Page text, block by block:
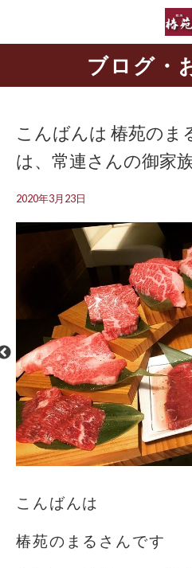
ブログ・
こんばんは 椿苑のま
は、常連さんの御家
2020年3月23日
こんばんは
椿苑のまるさんです